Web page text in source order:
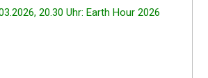
20.30 Uhr: Earth Hour 2026